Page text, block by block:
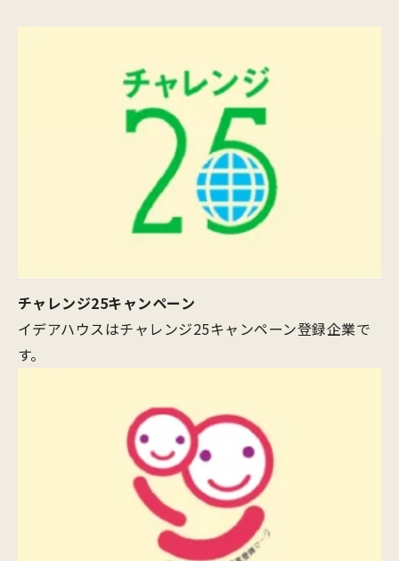
チャレンジ25キャンペーン
イデアハウスはチャレンジ25キャンペーン登録企業で
す。